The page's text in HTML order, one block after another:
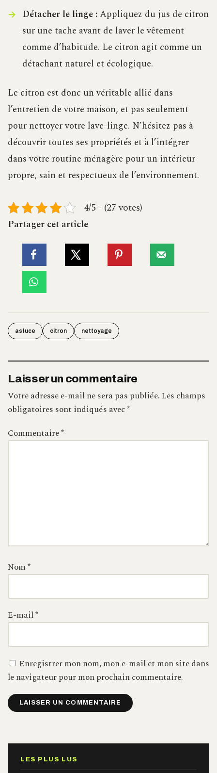
Détacher le linge :Appliquez du jus de citron
sur une tache avant de laver le vêtement
comme d’habitude. Le citron agit comme un
détachant naturel et écologique.
Le citron est donc un véritable allié dans
l’entretien de votre maison, et pas seulement
pour nettoyer votre lave-linge. N’hésitez pas à
découvrir toutes ses propriétés et à l’intégrer
dans votre routine ménagère pour un intérieur
propre, sain et respectueux de l’environnement.
4/5 - (27 votes)
Partager cet article
astuce citron nettoyage
Laisser un commentaire
Votre adresse e-mail ne sera pas publiée.Les champs
obligatoires sont indiqués avec*
Commentaire*
Nom*
E-mail*
Enregistrer mon nom, mon e-mail et mon site dans
le navigateur pour mon prochain commentaire.
LES PLUS LUS